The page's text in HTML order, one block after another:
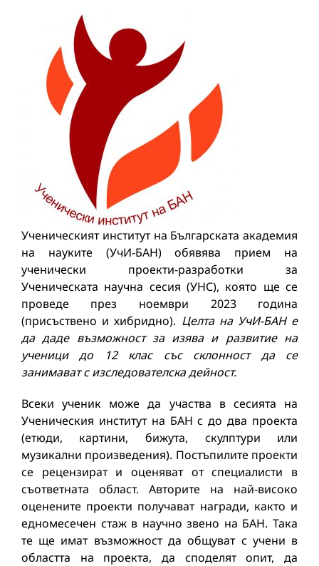
Ученическият институт на Българската академия
на науките (УчИ-БАН) обявява прием на
ученически проекти-разработки за
Ученическата научна сесия (УНС), която ще се
проведе през ноември 2023 година
(присъствено и хибридно). Целта на УчИ-БАН е
да даде възможност за изява и развитие на
ученици до 12 клас със склонност да се
занимават с изследователска дейност.
Всеки ученик може да участва в сесията на
Ученическия институт на БАН с до два проекта
(етюди, картини, бижута, скулптури или
музикални произведения). Постъпилите проекти
се рецензират и оценяват от специалисти в
съответната област. Авторите на най-високо
оценените проекти получават награди, както и
едномесечен стаж в научно звено на БАН. Така
те ще имат възможност да общуват с учени в
областта на проекта, да споделят опит, да